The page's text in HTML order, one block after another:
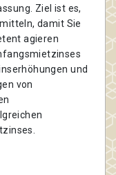
Ziel ist es,
damit Sie
agieren
und
von